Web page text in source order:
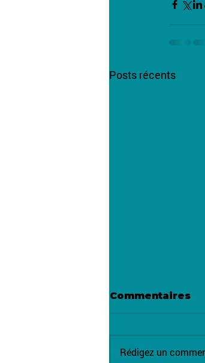
Posts récents
Commentaires
Rédigez un